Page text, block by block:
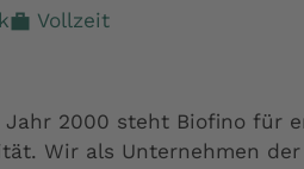
Vollzeit
Jahr 2000 steht Biofino für
Wir als Unternehmen